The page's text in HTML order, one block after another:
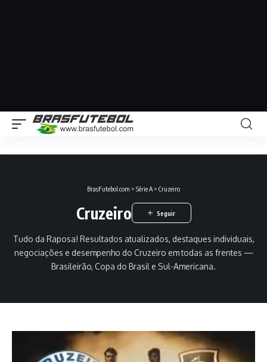
BrasFutebol.com > Série A > Cruzeiro
Cruzeiro
Tudo da Raposa! Resultados atualizados, destaques individuais,
negociações e desempenho do Cruzeiro em todas as frentes —
Brasileirão, Copa do Brasil e Sul-Americana.